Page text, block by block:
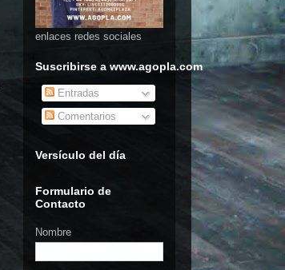
enlaces redes sociales
Suscribirse a www.agopla.com
Entradas
Comentarios
Versículo del día
Formulario de
Contacto
Nombre